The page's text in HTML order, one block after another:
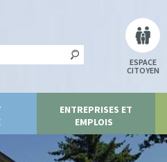
ESPACE
CITOYEN
ENTREPRISES ET
EMPLOIS